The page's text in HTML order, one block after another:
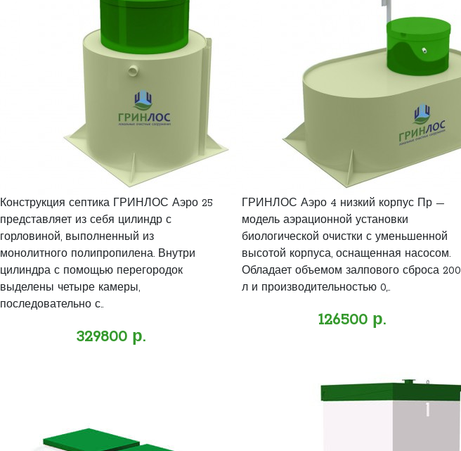
Конструкция септика ГРИНЛОС Аэро 25
представляет из себя цилиндр с
горловиной, выполненный из
монолитного полипропилена. Внутри
цилиндра с помощью перегородок
выделены четыре камеры,
последовательно с..
329800 р.
ГРИНЛОС Аэро 4 низкий корпус Пр —
модель аэрационной установки
биологической очистки с уменьшенной
высотой корпуса, оснащенная насосом.
Обладает объемом залпового сброса 200
л и производительностью 0,..
126500 р.